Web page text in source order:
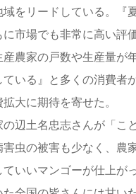
をリードしている。『
市場でも非常に高い評
農家の戸数や生産量が
ている』と多くの消費者
大に期待を寄せた。
辺土名忠志さんが「こ
虫の被害も少なく、農
いいマンゴーが仕上が